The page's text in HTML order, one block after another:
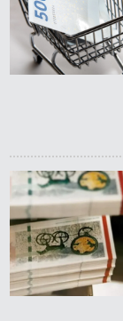
16 kr.
1 kg kartofler